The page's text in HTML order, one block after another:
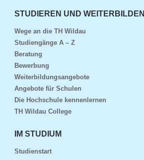
STUDIEREN UND WEITERBILDEN
Wege an die TH Wildau
Studiengänge A – Z
Beratung
Bewerbung
Weiterbildungsangebote
Angebote für Schulen
Die Hochschule kennenlernen
TH Wildau College
IM STUDIUM
Studienstart